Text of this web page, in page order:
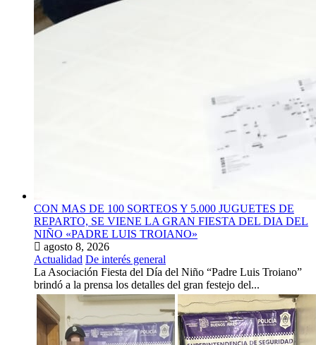
CON MAS DE 100 SORTEOS Y 5.000 JUGUETES DE
REPARTO, SE VIENE LA GRAN FIESTA DEL DIA DEL
NIÑO «PADRE LUIS TROIANO»
agosto 8, 2026
Actualidad De interés general
La Asociación Fiesta del Día del Niño “Padre Luis Troiano”
brindó a la prensa los detalles del gran festejo del...